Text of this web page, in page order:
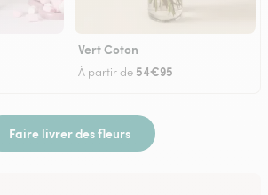
Vert Coton
À partir de 54€95
Faire livrer des fleurs